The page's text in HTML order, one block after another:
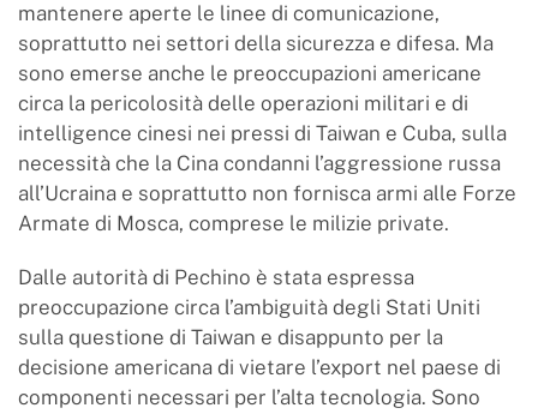
mantenere aperte le linee di comunicazione,
soprattutto nei settori della sicurezza e difesa. Ma
sono emerse anche le preoccupazioni americane
circa la pericolosità delle operazioni militari e di
intelligence cinesi nei pressi di Taiwan e Cuba, sulla
necessità che la Cina condanni l’aggressione russa
all’Ucraina e soprattutto non fornisca armi alle Forze
Armate di Mosca, comprese le milizie private.
Dalle autorità di Pechino è stata espressa
preoccupazione circa l’ambiguità degli Stati Uniti
sulla questione di Taiwan e disappunto per la
decisione americana di vietare l’export nel paese di
componenti necessari per l’alta tecnologia. Sono